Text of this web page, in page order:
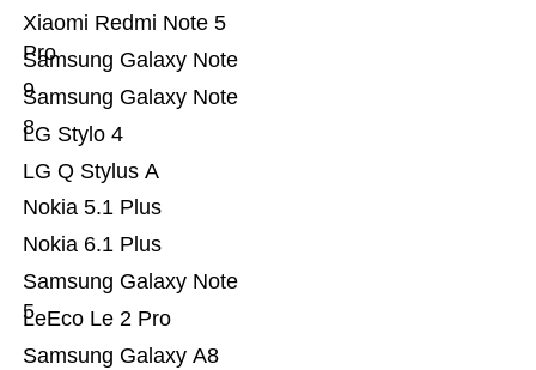
Samsung Galaxy A8
LeEco Le 2 Pro
Samsung Galaxy Note
5
Nokia 6.1 Plus
Nokia 5.1 Plus
LG Q Stylus A
LG Stylo 4
Samsung Galaxy Note
8
Samsung Galaxy Note
9
Xiaomi Redmi Note 5
Pro